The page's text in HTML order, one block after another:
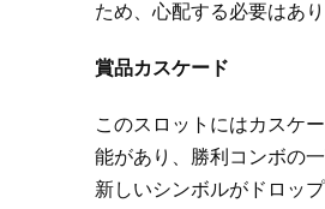
ため、心配する必要はあり
賞品カスケード
このスロットにはカスケ
能があり、勝利コンボの一
新しいシンボルがドロッ